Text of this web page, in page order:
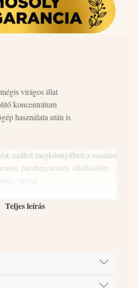
virágos illat
koncentrátum
használata után is
ezáltal megkönnyítheti a vasalást
parabénmentes, állatkísérlet
& Rose öblítő koncentrátum
Teljes leírás